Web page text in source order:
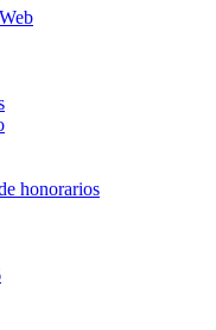
honorarios